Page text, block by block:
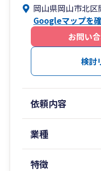
には会社設立サポー
契約なども承ってお
談も面談で随時行っ
談くださいませ。
岡山県岡山市北区
Googleマップを
お問い
検討
依頼内容
業種
特徴